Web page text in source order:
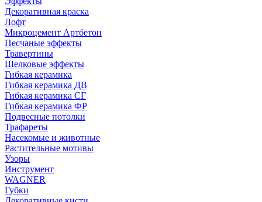
Декоративная краска
Лофт
Микроцемент Артбетон
Песчаные эффекты
Травертины
Шелковые эффекты
Гибкая керамика
Гибкая керамика ДВ
Гибкая керамика СГ
Гибкая керамика ФР
Подвесные потолки
Трафареты
Насекомые и животные
Растительные мотивы
Узоры
Инструмент
WAGNER
Губки